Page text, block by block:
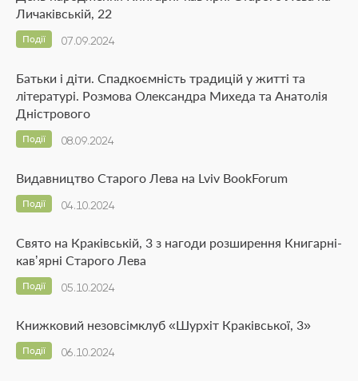
Личаківській, 22
07.09.2024
Події
Батьки і діти. Спадкоємність традицій у житті та
літературі. Розмова Олександра Михеда та Анатолія
Дністрового
08.09.2024
Події
Видавництво Старого Лева на Lviv BookForum
04.10.2024
Події
Свято на Краківській, 3 з нагоди розширення Книгарні-
кавʼярні Старого Лева
05.10.2024
Події
Книжковий незовсімклуб «Шурхіт Краківської, 3»
06.10.2024
Події